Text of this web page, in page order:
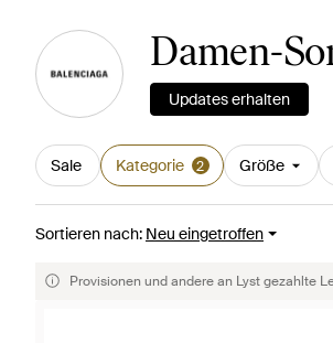
Damen-
Updates erhalten
Sale Kategorie 2 Größe
Sortieren nach: Neu eingetroffen
Provisionen und andere an Lyst gezahlte